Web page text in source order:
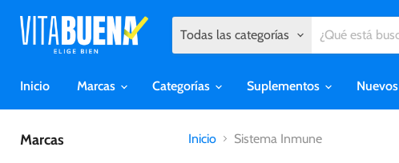
Todas las categorías
Inicio
Marcas Categorías Suplementos Nuevos
Marcas Inicio Sistema Inmune